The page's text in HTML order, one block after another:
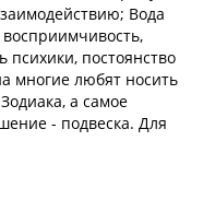
Вода
психики, постоянство
многие любят носить
а самое
- подвеска. Для